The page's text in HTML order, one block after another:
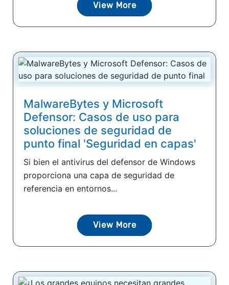
View More
MalwareBytes y Microsoft
Defensor: Casos de uso para
soluciones de seguridad de
punto final 'Seguridad en capas'
Si bien el antivirus del defensor de Windows
proporciona una capa de seguridad de
referencia en entornos...
View More